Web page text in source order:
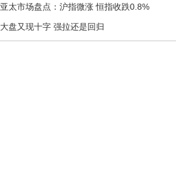
亚太市场盘点：沪指微涨 恒指收跌0.8%
大盘又现十字 强拉还是回归